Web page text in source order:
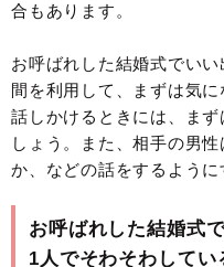
合もあります。
お呼ばれした結婚式でい
間を利用して、まずは気に
話しかけるときには、ま
しょう。また、相手の男
か、などの話をするように
お呼ばれした結婚式
1人でそわそわして